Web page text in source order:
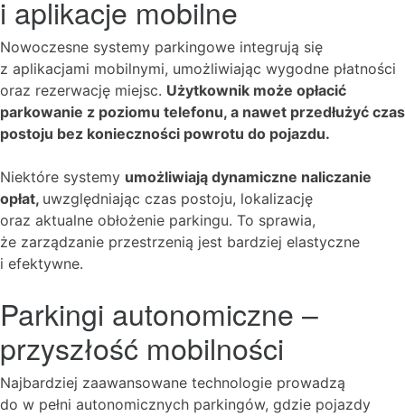
i aplikacje mobilne
Nowoczesne systemy parkingowe integrują się
z aplikacjami mobilnymi, umożliwiając wygodne płatności
oraz rezerwację miejsc. Użytkownik może opłacić
parkowanie z poziomu telefonu, a nawet przedłużyć czas
postoju bez konieczności powrotu do pojazdu.
Niektóre systemy umożliwiają dynamiczne naliczanie
opłat, uwzględniając czas postoju, lokalizację
oraz aktualne obłożenie parkingu. To sprawia,
że zarządzanie przestrzenią jest bardziej elastyczne
i efektywne.
Parkingi autonomiczne –
przyszłość mobilności
Najbardziej zaawansowane technologie prowadzą
do w pełni autonomicznych parkingów, gdzie pojazdy